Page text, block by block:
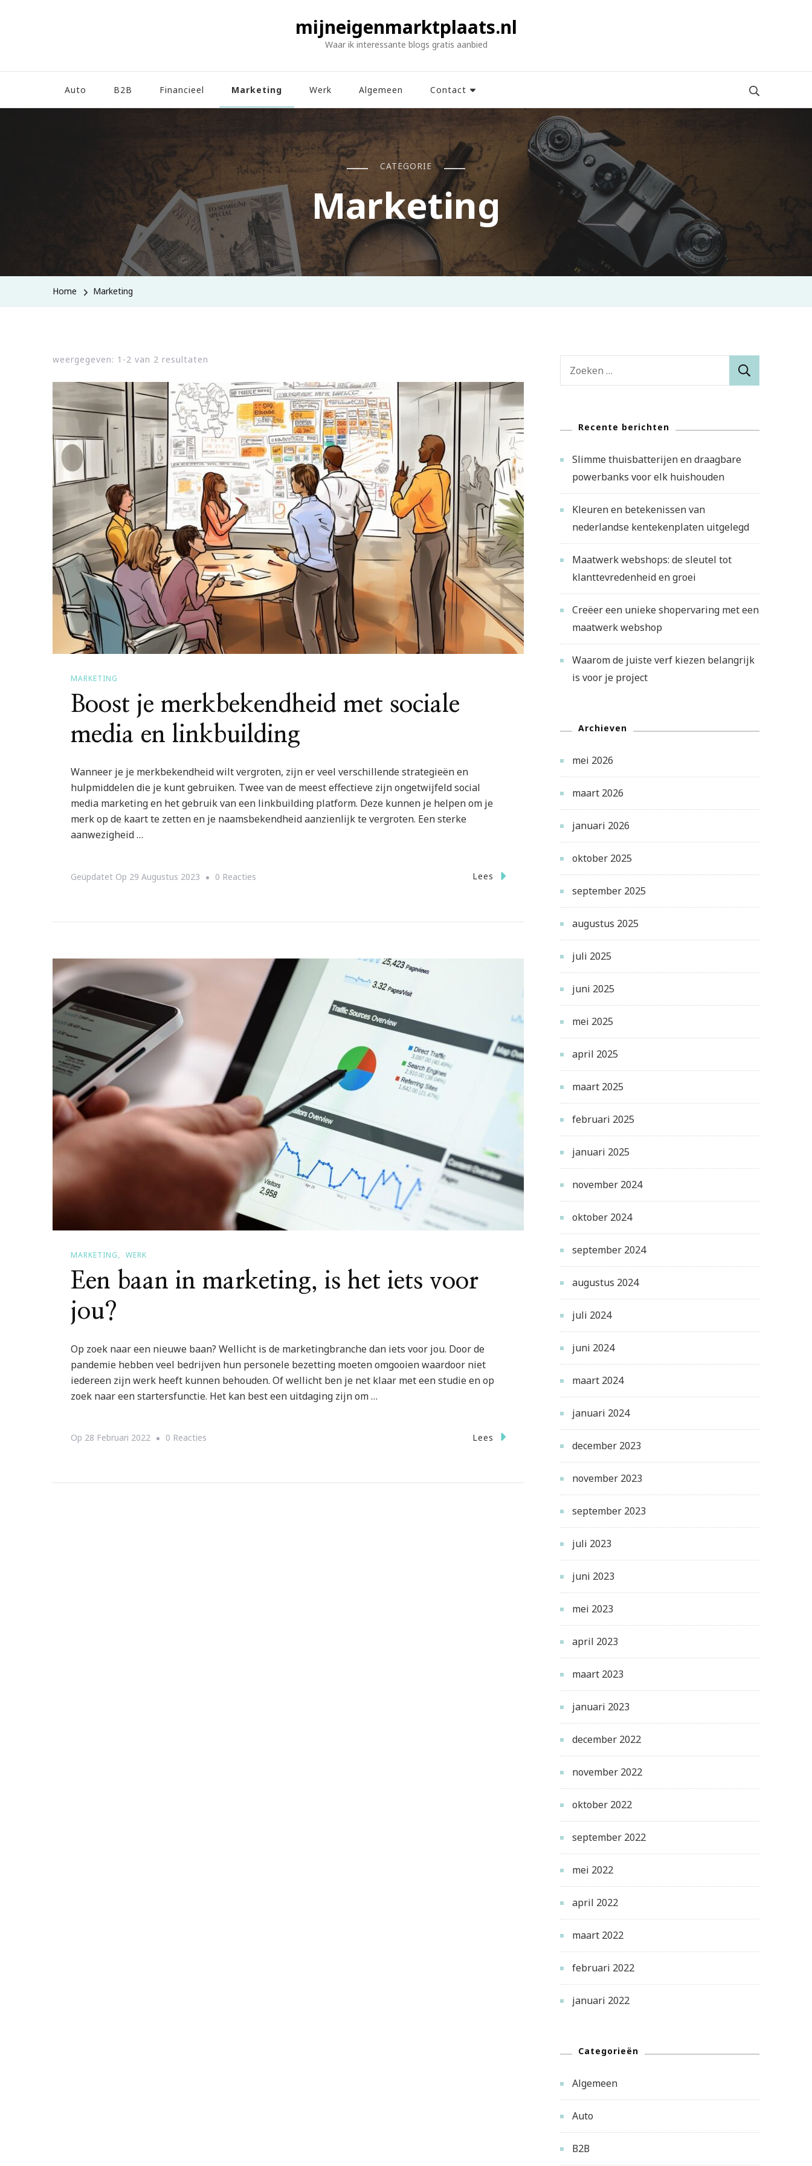
mijneigenmarktplaats.nl
Waar ik interessante blogs gratis aanbied
Auto B2B Financieel Marketing Werk Algemeen Contact
CATEGORIE
Marketing
Home Marketing
weergegeven: 1-2 van 2 resultaten
MARKETING
Boost je merkbekendheid met sociale
media en linkbuilding
Wanneer je je merkbekendheid wilt vergroten, zijn er veel verschillende strategieën en
hulpmiddelen die je kunt gebruiken. Twee van de meest effectieve zijn ongetwijfeld social
media marketing en het gebruik van een linkbuilding platform. Deze kunnen je helpen om je
merk op de kaart te zetten en je naamsbekendheid aanzienlijk te vergroten. Een sterke
aanwezigheid …
Geüpdatet Op 29 Augustus 2023 0 Reacties
Sociale
Media
En
Linkbuilding
Lees
MARKETING WERK
Een baan in marketing, is het iets voor
jou?
Op zoek naar een nieuwe baan? Wellicht is de marketingbranche dan iets voor jou. Door de
pandemie hebben veel bedrijven hun personele bezetting moeten omgooien waardoor niet
iedereen zijn werk heeft kunnen behouden. Of wellicht ben je net klaar met een studie en op
zoek naar een startersfunctie. Het kan best een uitdaging zijn om …
Op 28 Februari 2022 0 Reacties Lees
Zoeken
Recente berichten
Slimme thuisbatterijen en draagbare
powerbanks voor elk huishouden
Kleuren en betekenissen van
nederlandse kentekenplaten uitgelegd
Maatwerk webshops: de sleutel tot
klanttevredenheid en groei
Creëer een unieke shopervaring met een
maatwerk webshop
Waarom de juiste verf kiezen belangrijk
is voor je project
Archieven
mei 2026
maart 2026
januari 2026
oktober 2025
september 2025
augustus 2025
juli 2025
juni 2025
mei 2025
april 2025
maart 2025
februari 2025
januari 2025
november 2024
oktober 2024
september 2024
augustus 2024
juli 2024
juni 2024
maart 2024
januari 2024
december 2023
november 2023
september 2023
juli 2023
juni 2023
mei 2023
april 2023
maart 2023
januari 2023
december 2022
november 2022
oktober 2022
september 2022
mei 2022
april 2022
maart 2022
februari 2022
januari 2022
Categorieën
Algemeen
Auto
B2B